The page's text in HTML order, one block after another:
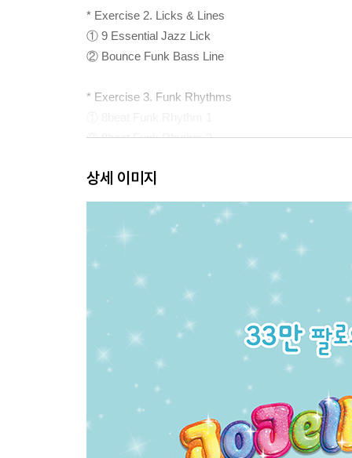
* Exercise 2. Licks & Lines
① 9 Essential Jazz Lick
② Bounce Funk Bass Line
* Exercise 3. Funk Rhythms
② 8beat Funk Rhythm 2
④ minor Funk Rhythm 2
⑤ minor Funk Rhythm 3
⑥ Blues Scale Funk Rhythm 1
⑦ Blues Scale Funk Rhythm 2
⑧ Pop Funk Rhythm 1
⑨ Pop Funk Rhythm 2
* Exercise 4. Jazz Funk Etude
① Smooth Jazz Funk
② Lovely Jazz Funk 1
③ Lovely Jazz Funk 2
상세 이미지